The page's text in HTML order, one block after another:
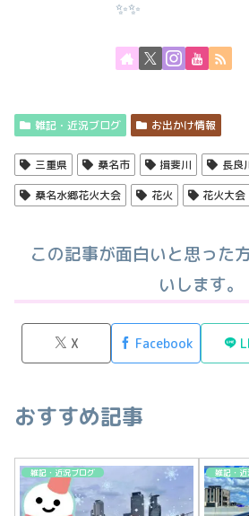
✨✨
雑記・近況ブログ お出かけ情報
三重県 桑名市 揖斐川 長良
桑名水郷花火大会
花火 花火大会
この記事が面白いと思った
いします。
X Facebook
おすすめ記事
雑記・近況ブログ 雑記・